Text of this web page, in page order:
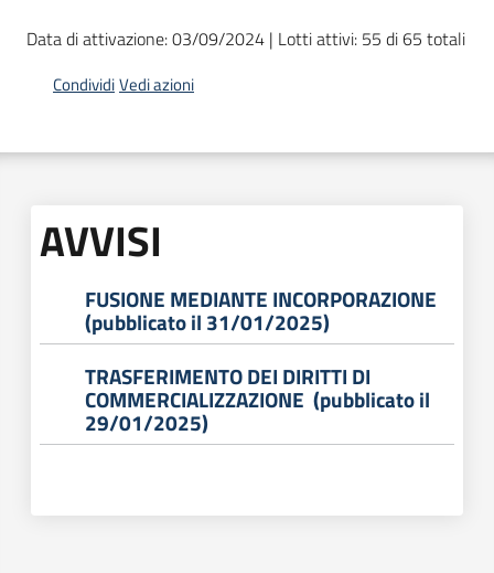
e
Piattaforme
telematiche
site
Data di attivazione: 03/09/2024 | Lotti attivi: 55 di 65 totali
CondividiVedi azioni
AVVISI
FUSIONE MEDIANTE INCORPORAZIONE
(pubblicato il 31/01/2025)
TRASFERIMENTO DEI DIRITTI DI
COMMERCIALIZZAZIONE (pubblicato il
29/01/2025)